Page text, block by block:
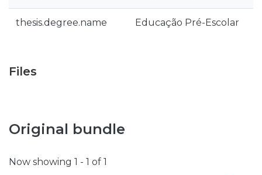
thesis.degree.name Educação Pré-Escolar
Files
Original bundle
Now showing 1 - 1 of 1